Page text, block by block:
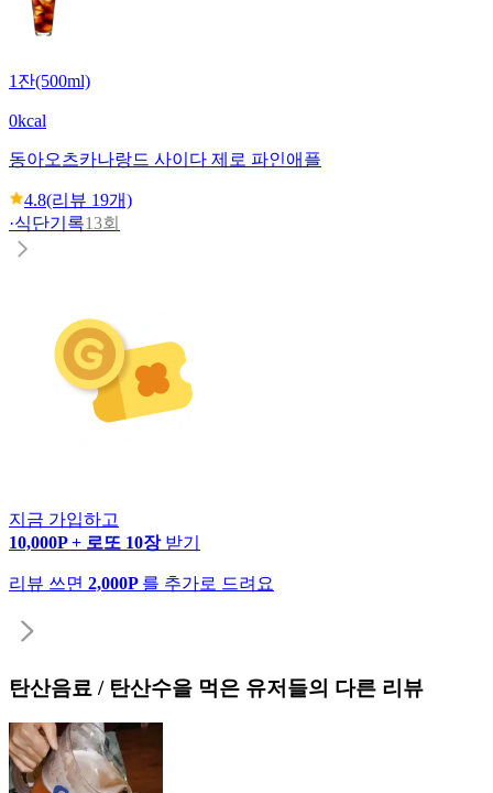
1잔(500ml)
0kcal
동아오츠카나랑드 사이다 제로 파인애플
4.8(리뷰 19개)
·식단기록13회
지금 가입하고
10,000P + 로또 10장 받기
리뷰 쓰면 2,000P 를 추가로 드려요
탄산음료 / 탄산수을 먹은 유저들의 다른 리뷰